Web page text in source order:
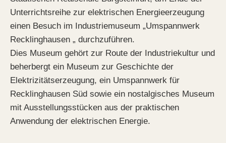
Unterrichtsreihe zur elektrischen Energieerzeugung
einen Besuch im Industriemuseum „Umspannwerk
Recklinghausen „ durchzuführen.
Dies Museum gehört zur Route der Industriekultur und
beherbergt ein Museum zur Geschichte der
Elektrizitätserzeugung, ein Umspannwerk für
Recklinghausen Süd sowie ein nostalgisches Museum
mit Ausstellungsstücken aus der praktischen
Anwendung der elektrischen Energie.